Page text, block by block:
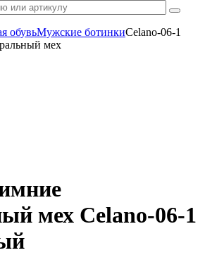
обувьМужские ботинкиCelano-06-1
мех
мех Celano-06-1